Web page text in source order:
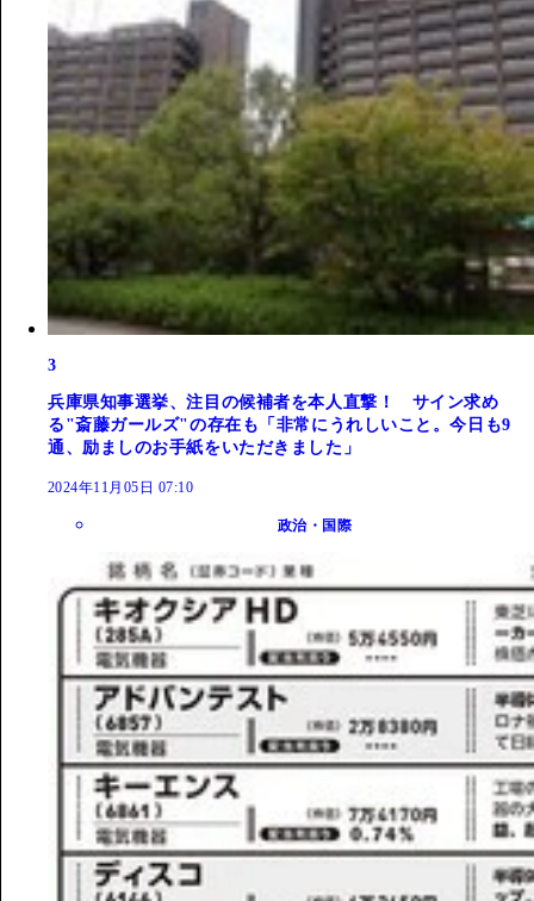
3
兵庫県知事選挙、注目の候補者を本人直撃！ サイン求め
る"斎藤ガールズ"の存在も「非常にうれしいこと。今日も9
通、励ましのお手紙をいただきました」
2024年11月05日 07:10
政治・国際